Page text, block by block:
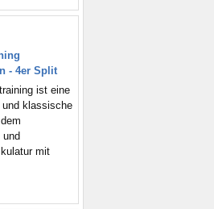
- 4er Split
ist eine
und klassische
und
mit